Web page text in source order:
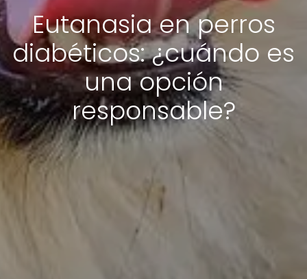
Eutanasia en perros
diabéticos: ¿cuándo es
una opción
responsable?